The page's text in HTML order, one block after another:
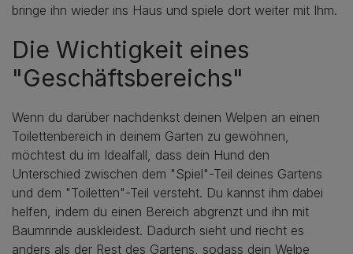
bringe ihn wieder ins Haus und spiele dort weiter mit Ihm.
Die Wichtigkeit eines
"Geschäftsbereichs"
Wenn du darüber nachdenkst deinen Welpen an einen
Toilettenbereich in deinem Garten zu gewöhnen,
möchtest du im Idealfall, dass dein Hund den
Unterschied zwischen dem "Spiel"-Teil deines Gartens
und dem "Toiletten"-Teil versteht. Du kannst ihm dabei
helfen, indem du einen Bereich abgrenzt und ihn mit
Baumrinde auskleidest. Dadurch sieht und riecht es
anders als der Rest des Gartens, sodass dein Welpe